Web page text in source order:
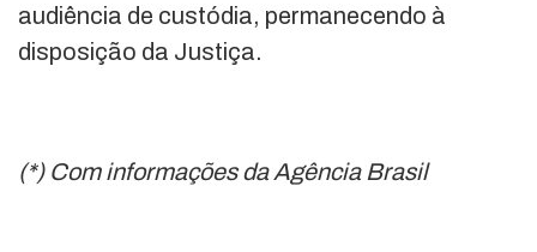
audiência de custódia, permanecendo à
disposição da Justiça.
(*) Com informações da Agência Brasil